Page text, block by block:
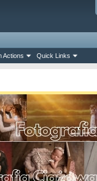
Actions Quick Links